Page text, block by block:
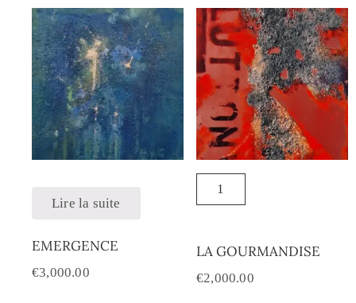
Lire la suite
EMERGENCE
€3,000.00
LA GOURMANDISE
€2,000.00